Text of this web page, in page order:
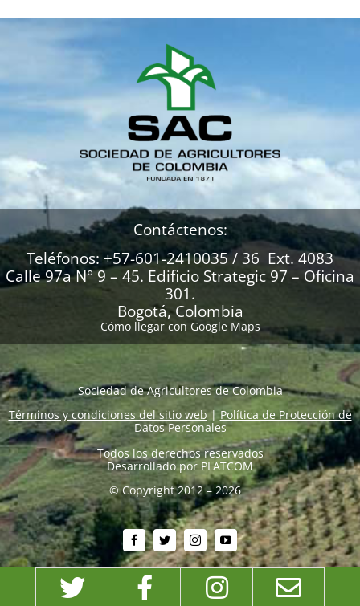
Contáctenos:
Teléfonos: +57-601-2410035 / 36 Ext. 4083
Calle 97a N° 9 – 45. Edificio Strategic 97 – Oficina
301.
Bogotá, Colombia
Cómo llegar con Google Maps
Sociedad de Agricultores de Colombia
Términos y condiciones del sitio web|Política de Protección de
Datos Personales
Todos los derechos reservados
Desarrollado por PLATCOM
© Copyright 2012 – 2026
Twitter FacebookInstagram